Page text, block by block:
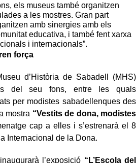
els museus també organitzen
a les mostres. Gran part
amb sinergies amb els
educativa, i també fent xarxa
i internacionals”.
força
d’Història de Sabadell (MHS)
del seu fons, entre les quals
per modistes sabadellenques des
mostra “Vestits de dona, modistes
cap a elles i s’estrenarà el 8
Internacional de la Dona.
l’exposició “L’Escola del